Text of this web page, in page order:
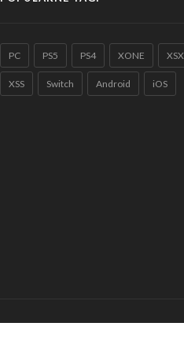
PC PS5 PS4 XONE XSX
XSS Switch Android iOS